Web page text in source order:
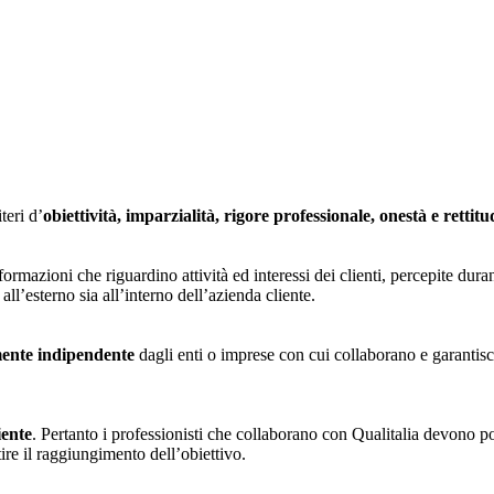
d’obiettività, imparzialità, rigore professionale, onestà e
che riguardino attività ed interessi dei clienti, percepite
sia all’interno dell’azienda cliente.
indipendente dagli enti o imprese con cui collaborano e
. Pertanto i professionisti che collaborano con Qualitalia devono
il raggiungimento dell’obiettivo.